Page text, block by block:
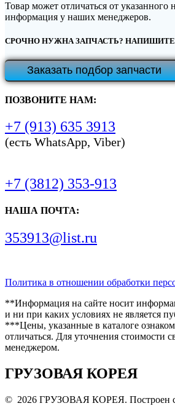
Товар может отличаться от указанного
информация у наших менеджеров.
СРОЧНО НУЖНА ЗАПЧАСТЬ?
Заказать подбор запчасти
ПОЗВОНИТЕ НАМ:
+7 (913) 635 3913
(есть WhatsApp, Viber)
+7 (3812) 353-913
НАША ПОЧТА:
353913@list.ru
Политика в отношении обработки
**Информация на сайте носит
и ни при каких условиях не является
***Цены, указанные в каталоге
отличаться. Для уточнения стоимости
менеджером.
ГРУЗОВАЯ КОРЕЯ
© 2026 ГРУЗОВАЯ КОРЕЯ. Построен с